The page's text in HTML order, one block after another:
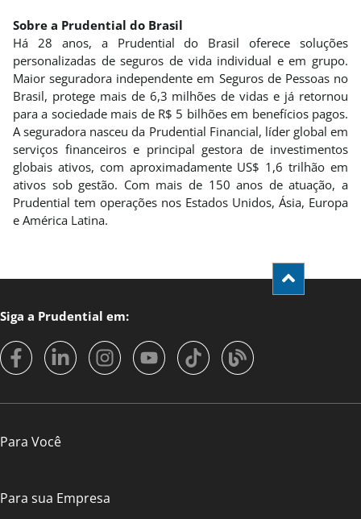
Sobre a Prudential do Brasil
Há 28 anos, a Prudential do Brasil oferece soluções
personalizadas de seguros de vida individual e em grupo.
Maior seguradora independente em Seguros de Pessoas no
Brasil, protege mais de 6,3 milhões de vidas e já retornou
para a sociedade mais de R$ 5 bilhões em benefícios pagos.
A seguradora nasceu da Prudential Financial, líder global em
serviços financeiros e principal gestora de investimentos
globais ativos, com aproximadamente US$ 1,6 trilhão em
ativos sob gestão. Com mais de 150 anos de atuação, a
Prudential tem operações nos Estados Unidos, Ásia, Europa
e América Latina.
Siga a Prudential em:
Para Você
Para sua Empresa